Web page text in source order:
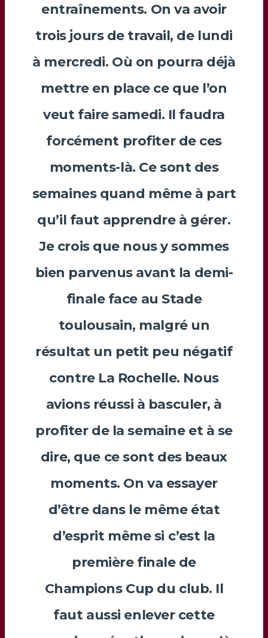
entraînements. On va avoir
trois jours de travail, de lundi
à mercredi. Où on pourra déjà
mettre en place ce que l’on
veut faire samedi. Il faudra
forcément profiter de ces
moments-là. Ce sont des
semaines quand même à part
qu’il faut apprendre à gérer.
Je crois que nous y sommes
bien parvenus avant la demi-
finale face au Stade
toulousain, malgré un
résultat un petit peu négatif
contre La Rochelle. Nous
avions réussi à basculer, à
profiter de la semaine et à se
dire, que ce sont des beaux
moments. On va essayer
d’être dans le même état
d’esprit même si c’est la
première finale de
Champions Cup du club. Il
faut aussi enlever cette